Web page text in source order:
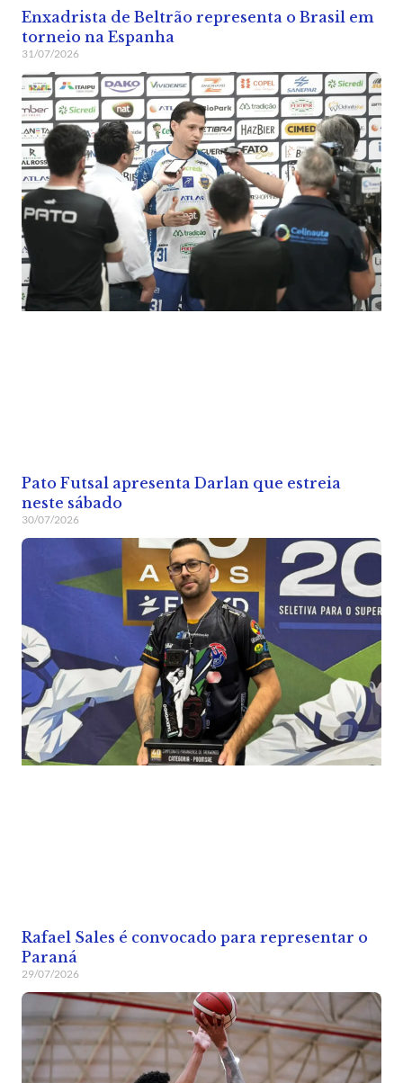
Enxadrista de Beltrão representa o Brasil em
torneio na Espanha
31/07/2026
Pato Futsal apresenta Darlan que estreia
neste sábado
30/07/2026
Rafael Sales é convocado para representar o
Paraná
29/07/2026